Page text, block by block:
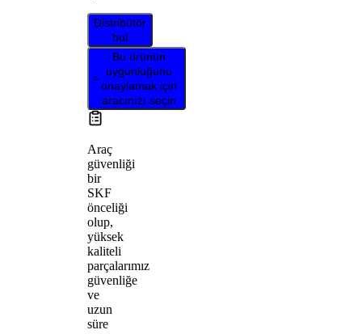
Distribütör
bul
Bu ürünün
uygunluğunu
onaylamak için
aracınızı seçin
Araç
güvenliği
bir
SKF
önceliği
olup,
yüksek
kaliteli
parçalarımız
güvenliğe
ve
uzun
süre